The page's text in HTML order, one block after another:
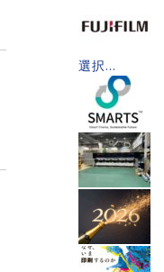
選択...